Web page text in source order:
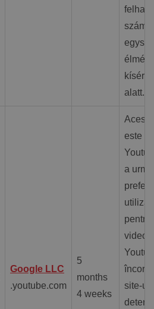
alatt.
Google LLC
.youtube.com
5
months
4 weeks
Acest
este
a
pentru
site-